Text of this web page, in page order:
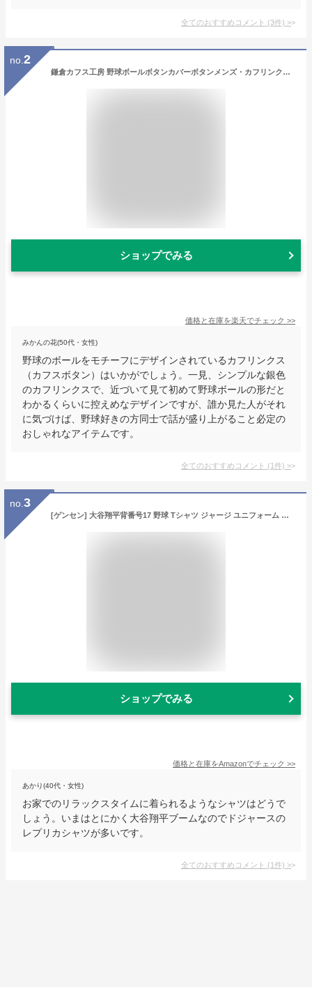
全てのおすすめコメント (3件) >
no. 2
鎌倉カフス工房 野球ボールボタンカバーボタンメンズ・カフリンクス メンズ cf1866 結婚式 旦那 プレゼント ギフト 彼氏 父の日 誕生日プレゼント
ショップでみる
価格と在庫を楽天でチェック >>
みかんの花(50代・女性)
野球のボールをモチーフにデザインされているカフリンクス
（カフスボタン）はいかがでしょう。一見、シンプルな銀色
のカフリンクスで、近づいて見て初めて野球ボールの形だと
わかるくらいに控えめなデザインですが、誰か見た人がそれ
に気づけば、野球好きの方同士で話が盛り上がること必定の
おしゃれなアイテムです。
全てのおすすめコメント (1件) >
no. 3
[ゲンセン] 大谷翔平背番号17 野球 Tシャツ ジャージ ユニフォーム 野球ユニフ半袖 練習着 通気性 薄手 メンズ レディース スポーツ 快適 ゆったり 記念シャツ 刺繍り 半袖 個性的 男女兼用
ショップでみる
価格と在庫をAmazonでチェック >>
あかり(40代・女性)
お家でのリラックスタイムに着られるようなシャツはどうで
しょう。いまはとにかく大谷翔平ブームなのでドジャースの
レプリカシャツが多いです。
全てのおすすめコメント (1件) >